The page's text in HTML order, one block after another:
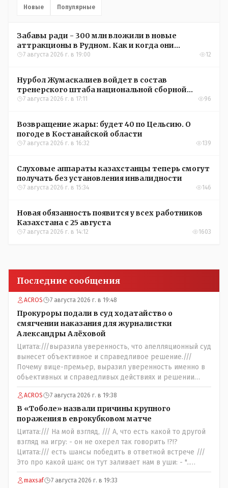
Новые Популярные
Забавы ради - 300 млн вложили в новые
аттракционы в Рудном. Как и когда они
окупятся?
7 августа 2026 г. в 19:00 12
Нурбол Жумаскалиев войдет в состав
тренерского штаба национальной сборной
Казахстана по футболу
7 августа 2026 г. в 17:11 96
Возвращение жары: будет 40 по Цельсию. О
погоде в Костанайской области
7 августа 2026 г. в 16:32 139
Слуховые аппараты казахстанцы теперь смогут
получать без установления инвалидности
7 августа 2026 г. в 15:34 146
Новая обязанность появится у всех работников
Казахстана с 25 августа
7 августа 2026 г. в 14:12 1603
Последние сообщения
ACROS 7 августа 2026 г. в 19:48
Прокуроры подали в суд ходатайство о
смягчении наказания для журналистки
Александры Алёховой
Цитата:///выразила уверенность, что апелляционный суд
вынесет объективное и справедливое решение.///
Почему вице-премьер, выразил уверенность именно в
обьективных и справедливых действиях и решении
именно АПЕЛЛЯЦИОННОГО суда, а не суда ПЕРВОЙ
инстанции ??? Значит она посчитала что суд первой
инстанции вынес: - ."....НЕ ОБЬЕКТИВНОЕ и
НЕСПРАВЕДЛИВОЕ решение....." - так можно
интрепретировать её высказывание ???
ACROS 7 августа 2026 г. в 19:38
В «Тоболе» назвали причины крупного
поражения в еврокубковом матче
Цитата:/// На мой взгляд, /// А, что есть какой то другой
взгляд на игру: - он не охерел так говорить !?!?
Цитата:/// есть шансы победить в ответной встрече ///
Это про какой шанс он тут заливает нам в уши: - "..
забить на своём поле ЧЕТЫРЕ гола и при этом не
пропустить ни ОДНОГО,,,,"- сказки Венского леса.
maxsaf 7 августа 2026 г. в 19:33